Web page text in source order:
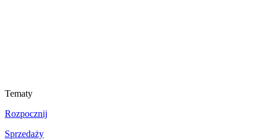
Tematy
Rozpocznij
Sprzedaży